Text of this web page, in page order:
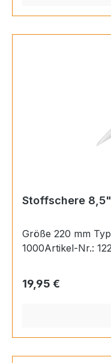
Stoffschere
Größe 220 mm
Regulärer Preis:
19,95 €